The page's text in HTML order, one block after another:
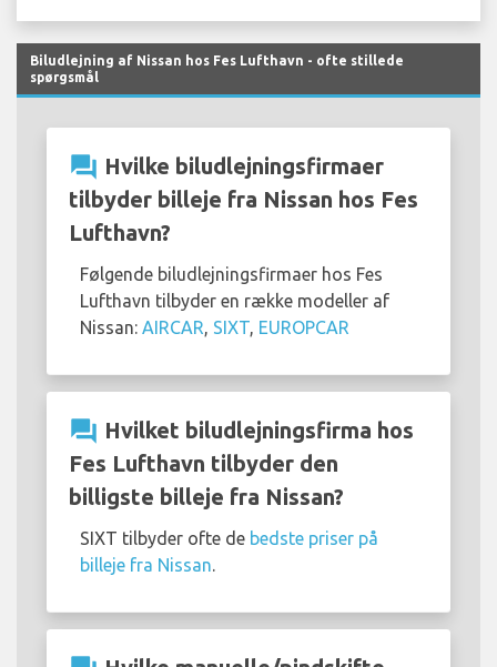
Biludlejning af Nissan hos Fes Lufthavn - ofte stillede
spørgsmål
question_answer Hvilke biludlejningsfirmaer
tilbyder billeje fra Nissan hos Fes
Lufthavn?
Følgende biludlejningsfirmaer hos Fes
Lufthavn tilbyder en række modeller af
Nissan: AIRCAR SIXT EUROPCAR
question_answer Hvilket biludlejningsfirma hos
Fes Lufthavn tilbyder den
billigste billeje fra Nissan?
SIXT tilbyder ofte de bedste priser på
billeje fra Nissan